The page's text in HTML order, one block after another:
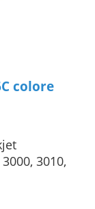
colore
3010,